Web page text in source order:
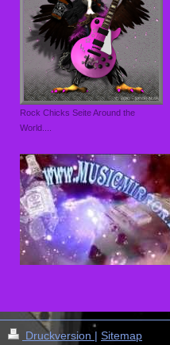
Rock Chicks Seite Around the
World....
Druckversion | Sitemap